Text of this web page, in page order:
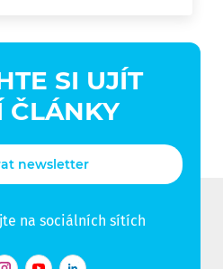
SI UJÍT
ČLÁNKY
newsletter
na sociálních sítích